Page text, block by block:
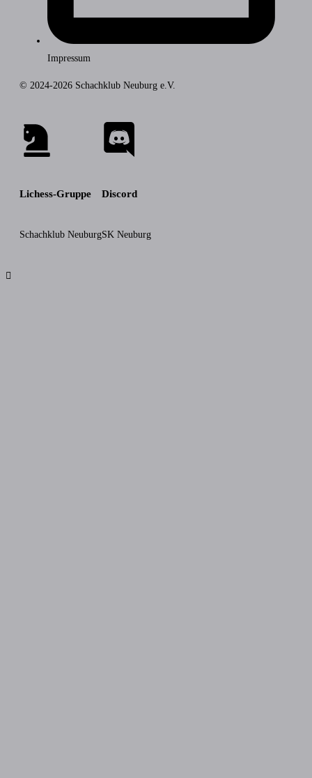
Impressum
© 2024-2026 Schachklub Neuburg e.V.
Lichess-Gruppe
Schachklub Neuburg
Discord
SK Neuburg